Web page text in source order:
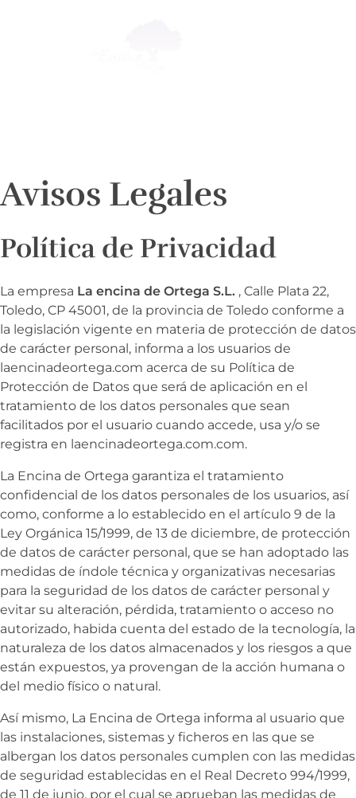
Avisos Legales
Política de Privacidad
La empresa La encina de Ortega S.L. , Calle Plata 22,
Toledo, CP 45001, de la provincia de Toledo conforme a
la legislación vigente en materia de protección de datos
de carácter personal, informa a los usuarios de
laencinadeortega.com acerca de su Política de
Protección de Datos que será de aplicación en el
tratamiento de los datos personales que sean
facilitados por el usuario cuando accede, usa y/o se
registra en laencinadeortega.com.com.
La Encina de Ortega garantiza el tratamiento
confidencial de los datos personales de los usuarios, así
como, conforme a lo establecido en el artículo 9 de la
Ley Orgánica 15/1999, de 13 de diciembre, de protección
de datos de carácter personal, que se han adoptado las
medidas de índole técnica y organizativas necesarias
para la seguridad de los datos de carácter personal y
evitar su alteración, pérdida, tratamiento o acceso no
autorizado, habida cuenta del estado de la tecnología, la
naturaleza de los datos almacenados y los riesgos a que
están expuestos, ya provengan de la acción humana o
del medio físico o natural.
Así mismo, La Encina de Ortega informa al usuario que
las instalaciones, sistemas y ficheros en las que se
albergan los datos personales cumplen con las medidas
de seguridad establecidas en el Real Decreto 994/1999,
de 11 de junio, por el cual se aprueban las medidas de